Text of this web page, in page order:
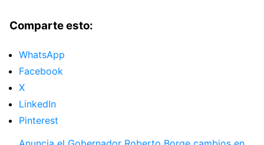
Comparte esto:
WhatsApp
Facebook
X
LinkedIn
Pinterest